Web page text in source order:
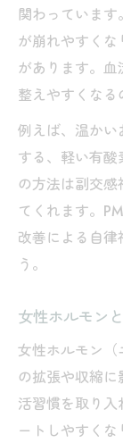
関わっていま
が崩れやすくな
があります。
整えやすくなる
例えば、温か
する、軽い有
の方法は副交
てくれます。
改善による自律
う。
女性ホルモン
女性ホルモン
の拡張や収縮
活習慣を取り
ートしやすく